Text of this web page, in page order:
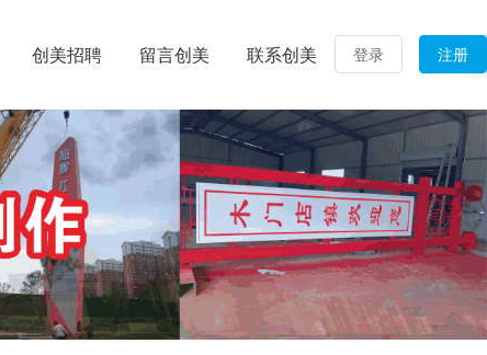
登录 注册
创美招聘 留言创美 联系创美